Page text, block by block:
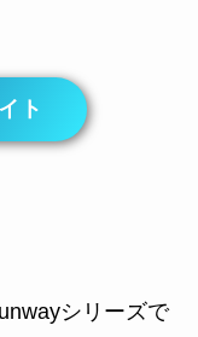
ト
シリーズで